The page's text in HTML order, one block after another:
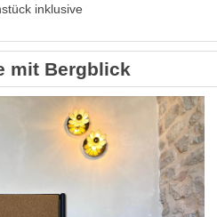
inklusive
mit Bergblick